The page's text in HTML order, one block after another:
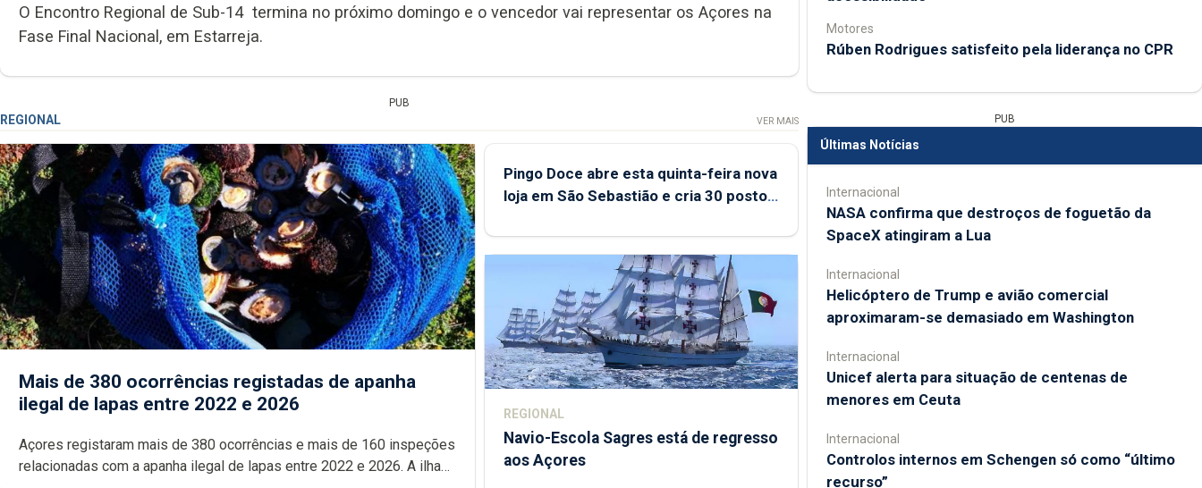
O Encontro Regional de Sub-14 termina no próximo domingo e o vencedor vai representar os Açores na
Fase Final Nacional, em Estarreja.
PUB
REGIONAL VER MAIS
Mais de 380 ocorrências registadas de apanha
ilegal de lapas entre 2022 e 2026
Açores registaram mais de 380 ocorrências e mais de 160 inspeções
relacionadas com a apanha ilegal de lapas entre 2022 e 2026. A ilha
Pingo Doce abre esta quinta-feira nova
loja em São Sebastião e cria 30 postos
REGIONAL
Navio-Escola Sagres está de regresso
aos Açores
Motores
Rúben Rodrigues satisfeito pela liderança no CPR
PUB
Últimas Notícias
Internacional
NASA confirma que destroços de foguetão da
SpaceX atingiram a Lua
Internacional
Helicóptero de Trump e avião comercial
aproximaram-se demasiado em Washington
Internacional
Unicef alerta para situação de centenas de
menores em Ceuta
Internacional
Controlos internos em Schengen só como “último
recurso”